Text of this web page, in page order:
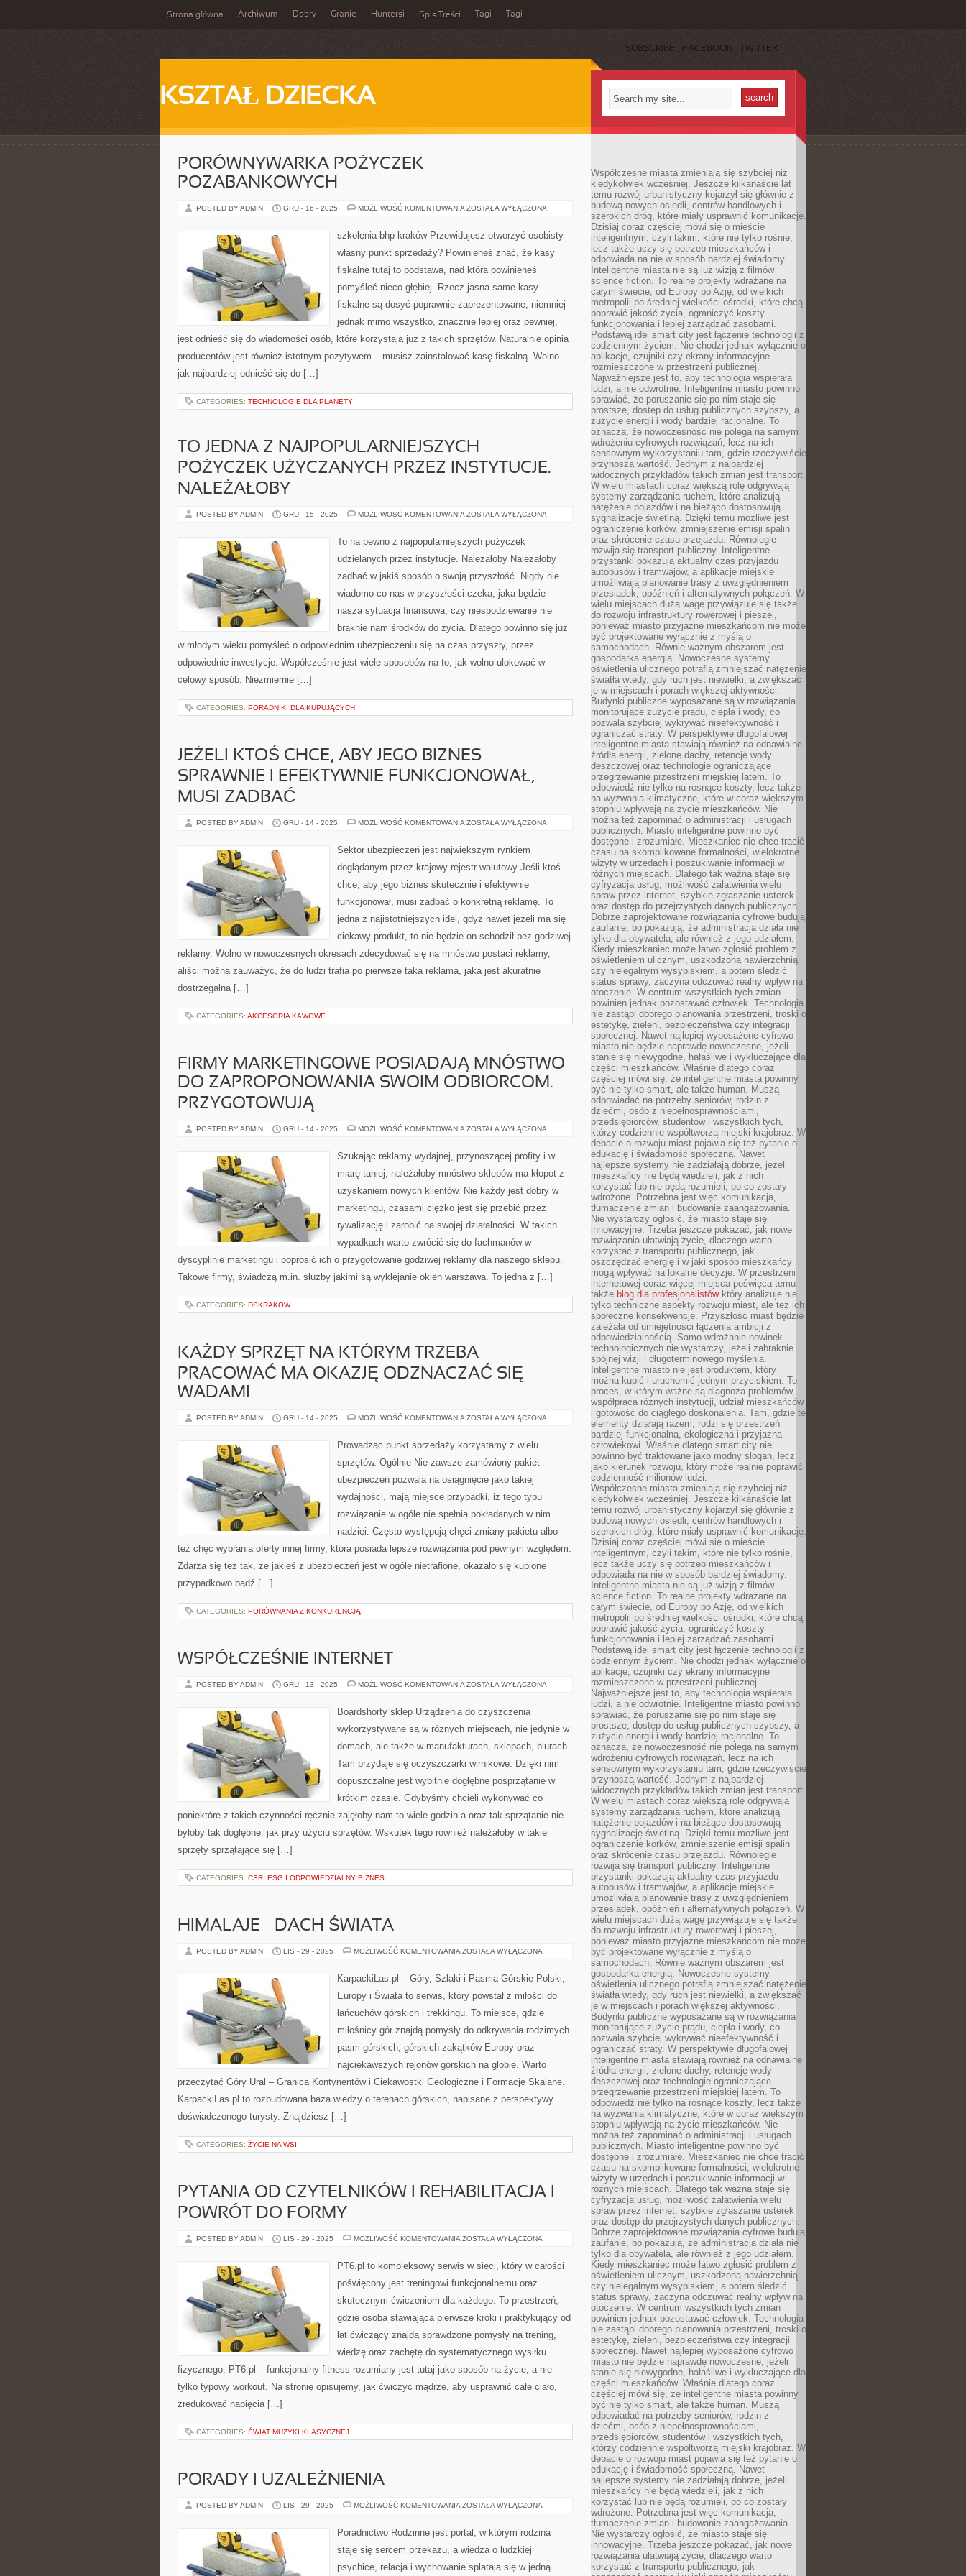
Strona główna Archiwum Dobry Granie Huntersi Spis Treści Tagi Tagi
SUBSCRIBE FACEBOOK TWITTER
KSZTAŁ DZIECKA
PORÓWNYWARKA POŻYCZEK
POZABANKOWYCH
POSTED BY ADMIN GRU - 16 - 2025 MOŻLIWOŚĆ KOMENTOWANIA PORÓWNYWARKA
ZOSTAŁA WYŁĄCZONA
szkolenia bhp kraków Przewidujesz otworzyć osobisty
własny punkt sprzedaży? Powinieneś znać, że kasy
fiskalne tutaj to podstawa, nad która powinieneś
pomyśleć nieco głębiej. Rzecz jasna same kasy
fiskalne są dosyć poprawnie zaprezentowane, niemniej
jednak mimo wszystko, znacznie lepiej oraz pewniej,
jest odnieść się do wiadomości osób, które korzystają już z takich sprzętów. Naturalnie opinia
producentów jest również istotnym pozytywem – musisz zainstalować kasę fiskalną. Wolno
jak najbardziej odnieść się do […]
CATEGORIES: TECHNOLOGIE DLA PLANETY
TO JEDNA Z NAJPOPULARNIEJSZYCH
POŻYCZEK UŻYCZANYCH PRZEZ INSTYTUCJE.
NALEŻAŁOBY
POSTED BY ADMIN GRU - 15 - 2025 MOŻLIWOŚĆ KOMENTOWANIA TO
NAJPOPULARNIEJSZYCH
POŻYCZEK
PRZEZ
NALEŻAŁOBY
ZOSTAŁA WYŁĄCZONA
To na pewno z najpopularniejszych pożyczek
udzielanych przez instytucje. Należałoby Należałoby
zadbać w jakiś sposób o swoją przyszłość. Nigdy nie
wiadomo co nas w przyszłości czeka, jaka będzie
nasza sytuacja finansowa, czy niespodziewanie nie
braknie nam środków do życia. Dlatego powinno się już
w młodym wieku pomyśleć o odpowiednim ubezpieczeniu się na czas przyszły, przez
odpowiednie inwestycje. Współcześnie jest wiele sposobów na to, jak wolno ulokować w
celowy sposób. Niezmiernie […]
CATEGORIES: PORADNIKI DLA KUPUJĄCYCH
JEŻELI KTOŚ CHCE, ABY JEGO BIZNES
SPRAWNIE I EFEKTYWNIE FUNKCJONOWAŁ,
MUSI ZADBAĆ
POSTED BY ADMIN GRU - 14 - 2025 MOŻLIWOŚĆ KOMENTOWANIA JEŻELI
ABY
JEGO
SPRAWNIE
EFEKTYWNIE
MUSI
ZOSTAŁA WYŁĄCZONA
Sektor ubezpieczeń jest największym rynkiem
doglądanym przez krajowy rejestr walutowy Jeśli ktoś
chce, aby jego biznes skutecznie i efektywnie
funkcjonował, musi zadbać o konkretną reklamę. To
jedna z najistotniejszych idei, gdyż nawet jeżeli ma się
ciekawy produkt, to nie będzie on schodził bez godziwej
reklamy. Wolno w nowoczesnych okresach zdecydować się na mnóstwo postaci reklamy,
aliści można zauważyć, że do ludzi trafia po pierwsze taka reklama, jaka jest akuratnie
dostrzegalna […]
CATEGORIES: AKCESORIA KAWOWE
FIRMY MARKETINGOWE POSIADAJĄ MNÓSTWO
DO ZAPROPONOWANIA SWOIM ODBIORCOM.
PRZYGOTOWUJĄ
POSTED BY ADMIN GRU - 14 - 2025 MOŻLIWOŚĆ KOMENTOWANIA FIRMY
DO
SWOIM
PRZYGOTOWUJĄ
ZOSTAŁA WYŁĄCZONA
Szukając reklamy wydajnej, przynoszącej profity i w
miarę taniej, należałoby mnóstwo sklepów ma kłopot z
uzyskaniem nowych klientów. Nie każdy jest dobry w
marketingu, czasami ciężko jest się przebić przez
rywalizację i zarobić na swojej działalności. W takich
wypadkach warto zwrócić się do fachmanów w
dyscyplinie marketingu i poprosić ich o przygotowanie godziwej reklamy dla naszego sklepu.
Takowe firmy, świadczą m.in. służby jakimi są wyklejanie okien warszawa. To jedna z […]
CATEGORIES: DSKRAKOW
KAŻDY SPRZĘT NA KTÓRYM TRZEBA
PRACOWAĆ MA OKAZJĘ ODZNACZAĆ SIĘ
WADAMI
POSTED BY ADMIN GRU - 14 - 2025 MOŻLIWOŚĆ KOMENTOWANIA KAŻDY
KTÓRYM
TRZEBA
MA
ODZNACZAĆ
WADAMI
ZOSTAŁA WYŁĄCZONA
Prowadząc punkt sprzedaży korzystamy z wielu
sprzętów. Ogólnie Nie zawsze zamówiony pakiet
ubezpieczeń pozwala na osiągnięcie jako takiej
wydajności, mają miejsce przypadki, iż tego typu
rozwiązanie w ogóle nie spełnia pokładanych w nim
nadziei. Często występują chęci zmiany pakietu albo
też chęć wybrania oferty innej firmy, która posiada lepsze rozwiązania pod pewnym względem.
Zdarza się też tak, że jakieś z ubezpieczeń jest w ogóle nietrafione, okazało się kupione
przypadkowo bądź […]
CATEGORIES: PORÓWNANIA Z KONKURENCJĄ
WSPÓŁCZEŚNIE INTERNET
POSTED BY ADMIN GRU - 13 - 2025 MOŻLIWOŚĆ KOMENTOWANIA WSPÓŁCZEŚNIE
ZOSTAŁA WYŁĄCZONA
Boardshorty sklep Urządzenia do czyszczenia
wykorzystywane są w różnych miejscach, nie jedynie w
domach, ale także w manufakturach, sklepach, biurach.
Tam przydaje się oczyszczarki wirnikowe. Dzięki nim
dopuszczalne jest wybitnie dogłębne posprzątanie w
krótkim czasie. Gdybyśmy chcieli wykonywać co
poniektóre z takich czynności ręcznie zajęłoby nam to wiele godzin a oraz tak sprzątanie nie
byłoby tak dogłębne, jak przy użyciu sprzętów. Wskutek tego również należałoby w takie
sprzęty sprzątające się […]
CATEGORIES: CSR, ESG I ODPOWIEDZIALNY BIZNES
HIMALAJE – DACH ŚWIATA
POSTED BY ADMIN LIS - 29 - 2025 MOŻLIWOŚĆ KOMENTOWANIA HIMALAJE
ŚWIATA
ZOSTAŁA WYŁĄCZONA
KarpackiLas.pl – Góry, Szlaki i Pasma Górskie Polski,
Europy i Świata to serwis, który powstał z miłości do
łańcuchów górskich i trekkingu. To miejsce, gdzie
miłośnicy gór znajdą pomysły do odkrywania rodzimych
pasm górskich, górskich zakątków Europy oraz
najciekawszych rejonów górskich na globie. Warto
przeczytać Góry Ural – Granica Kontynentów i Ciekawostki Geologiczne i Formacje Skalane.
KarpackiLas.pl to rozbudowana baza wiedzy o terenach górskich, napisane z perspektywy
doświadczonego turysty. Znajdziesz […]
CATEGORIES: ŻYCIE NA WSI
PYTANIA OD CZYTELNIKÓW I REHABILITACJA I
POWRÓT DO FORMY
POSTED BY ADMIN LIS - 29 - 2025 MOŻLIWOŚĆ KOMENTOWANIA PYTANIA
REHABILITACJA
POWRÓT
FORMY
ZOSTAŁA WYŁĄCZONA
PT6.pl to kompleksowy serwis w sieci, który w całości
poświęcony jest treningowi funkcjonalnemu oraz
skutecznym ćwiczeniom dla każdego. To przestrzeń,
gdzie osoba stawiająca pierwsze kroki i praktykujący od
lat ćwiczący znajdą sprawdzone pomysły na trening,
wiedzę oraz zachętę do systematycznego wysiłku
fizycznego. PT6.pl – funkcjonalny fitness rozumiany jest tutaj jako sposób na życie, a nie
tylko typowy workout. Na stronie opisujemy, jak ćwiczyć mądrze, aby usprawnić całe ciało,
zredukować napięcia […]
CATEGORIES: ŚWIAT MUZYKI KLASYCZNEJ
PORADY I UZALEŻNIENIA
POSTED BY ADMIN LIS - 29 - 2025 MOŻLIWOŚĆ KOMENTOWANIA PORADY
ZOSTAŁA WYŁĄCZONA
Poradnictwo Rodzinne jest portal, w którym rodzina
staje się sercem przekazu, a wiedza o ludzkiej
psychice, relacja i wychowanie splatają się w jedną
Współczesne miasta zmieniają się szybciej niż
kiedykolwiek wcześniej. Jeszcze kilkanaście lat
temu rozwój urbanistyczny kojarzył się głównie z
budową nowych osiedli, centrów handlowych i
szerokich dróg, które miały usprawnić komunikację.
Dzisiaj coraz częściej mówi się o mieście
inteligentnym, czyli takim, które nie tylko rośnie,
lecz także uczy się potrzeb mieszkańców i
odpowiada na nie w sposób bardziej świadomy.
Inteligentne miasta nie są już wizją z filmów
science fiction. To realne projekty wdrażane na
całym świecie, od Europy po Azję, od wielkich
metropolii po średniej wielkości ośrodki, które chcą
poprawić jakość życia, ograniczyć koszty
funkcjonowania i lepiej zarządzać zasobami.
Podstawą idei smart city jest łączenie technologii z
codziennym życiem. Nie chodzi jednak wyłącznie o
aplikacje, czujniki czy ekrany informacyjne
rozmieszczone w przestrzeni publicznej.
Najważniejsze jest to, aby technologia wspierała
ludzi, a nie odwrotnie. Inteligentne miasto powinno
sprawiać, że poruszanie się po nim staje się
prostsze, dostęp do usług publicznych szybszy, a
zużycie energii i wody bardziej racjonalne. To
oznacza, że nowoczesność nie polega na samym
wdrożeniu cyfrowych rozwiązań, lecz na ich
sensownym wykorzystaniu tam, gdzie rzeczywiście
przynoszą wartość. Jednym z najbardziej
widocznych przykładów takich zmian jest transport.
W wielu miastach coraz większą rolę odgrywają
systemy zarządzania ruchem, które analizują
natężenie pojazdów i na bieżąco dostosowują
sygnalizację świetlną. Dzięki temu możliwe jest
ograniczenie korków, zmniejszenie emisji spalin
oraz skrócenie czasu przejazdu. Równolegle
rozwija się transport publiczny. Inteligentne
przystanki pokazują aktualny czas przyjazdu
autobusów i tramwajów, a aplikacje miejskie
umożliwiają planowanie trasy z uwzględnieniem
przesiadek, opóźnień i alternatywnych połączeń. W
wielu miejscach dużą wagę przywiązuje się także
do rozwoju infrastruktury rowerowej i pieszej,
ponieważ miasto przyjazne mieszkańcom nie może
być projektowane wyłącznie z myślą o
samochodach. Równie ważnym obszarem jest
gospodarka energią. Nowoczesne systemy
oświetlenia ulicznego potrafią zmniejszać natężenie
światła wtedy, gdy ruch jest niewielki, a zwiększać
je w miejscach i porach większej aktywności.
Budynki publiczne wyposażane są w rozwiązania
monitorujące zużycie prądu, ciepła i wody, co
pozwala szybciej wykrywać nieefektywność i
ograniczać straty. W perspektywie długofalowej
inteligentne miasta stawiają również na odnawialne
źródła energii, zielone dachy, retencję wody
deszczowej oraz technologie ograniczające
przegrzewanie przestrzeni miejskiej latem. To
odpowiedź nie tylko na rosnące koszty, lecz także
na wyzwania klimatyczne, które w coraz większym
stopniu wpływają na życie mieszkańców. Nie
można też zapominać o administracji i usługach
publicznych. Miasto inteligentne powinno być
dostępne i zrozumiałe. Mieszkaniec nie chce tracić
czasu na skomplikowane formalności, wielokrotne
wizyty w urzędach i poszukiwanie informacji w
różnych miejscach. Dlatego tak ważna staje się
cyfryzacja usług, możliwość załatwienia wielu
spraw przez internet, szybkie zgłaszanie usterek
oraz dostęp do przejrzystych danych publicznych.
Dobrze zaprojektowane rozwiązania cyfrowe budują
zaufanie, bo pokazują, że administracja działa nie
tylko dla obywatela, ale również z jego udziałem.
Kiedy mieszkaniec może łatwo zgłosić problem z
oświetleniem ulicznym, uszkodzoną nawierzchnią
czy nielegalnym wysypiskiem, a potem śledzić
status sprawy, zaczyna odczuwać realny wpływ na
otoczenie. W centrum wszystkich tych zmian
powinien jednak pozostawać człowiek. Technologia
nie zastąpi dobrego planowania przestrzeni, troski o
estetykę, zieleni, bezpieczeństwa czy integracji
społecznej. Nawet najlepiej wyposażone cyfrowo
miasto nie będzie naprawdę nowoczesne, jeżeli
stanie się niewygodne, hałaśliwe i wykluczające dla
części mieszkańców. Właśnie dlatego coraz
częściej mówi się, że inteligentne miasta powinny
być nie tylko smart, ale także human. Muszą
odpowiadać na potrzeby seniorów, rodzin z
dziećmi, osób z niepełnosprawnościami,
przedsiębiorców, studentów i wszystkich tych,
którzy codziennie współtworzą miejski krajobraz. W
debacie o rozwoju miast pojawia się też pytanie o
edukację i świadomość społeczną. Nawet
najlepsze systemy nie zadziałają dobrze, jeżeli
mieszkańcy nie będą wiedzieli, jak z nich
korzystać lub nie będą rozumieli, po co zostały
wdrożone. Potrzebna jest więc komunikacja,
tłumaczenie zmian i budowanie zaangażowania.
Nie wystarczy ogłosić, że miasto staje się
innowacyjne. Trzeba jeszcze pokazać, jak nowe
rozwiązania ułatwiają życie, dlaczego warto
korzystać z transportu publicznego, jak
oszczędzać energię i w jaki sposób mieszkańcy
mogą wpływać na lokalne decyzje. W przestrzeni
internetowej coraz więcej miejsca poświęca temu
także blog dla profesjonalistówktóry analizuje nie
tylko techniczne aspekty rozwoju miast, ale też ich
społeczne konsekwencje. Przyszłość miast będzie
zależała od umiejętności łączenia ambicji z
odpowiedzialnością. Samo wdrażanie nowinek
technologicznych nie wystarczy, jeżeli zabraknie
spójnej wizji i długoterminowego myślenia.
Inteligentne miasto nie jest produktem, który
można kupić i uruchomić jednym przyciskiem. To
proces, w którym ważne są diagnoza problemów,
współpraca różnych instytucji, udział mieszkańców
i gotowość do ciągłego doskonalenia. Tam, gdzie te
elementy działają razem, rodzi się przestrzeń
bardziej funkcjonalna, ekologiczna i przyjazna
człowiekowi. Właśnie dlatego smart city nie
powinno być traktowane jako modny slogan, lecz
jako kierunek rozwoju, który może realnie poprawić
codzienność milionów ludzi.
Współczesne miasta zmieniają się szybciej niż
kiedykolwiek wcześniej. Jeszcze kilkanaście lat
temu rozwój urbanistyczny kojarzył się głównie z
budową nowych osiedli, centrów handlowych i
szerokich dróg, które miały usprawnić komunikację.
Dzisiaj coraz częściej mówi się o mieście
inteligentnym, czyli takim, które nie tylko rośnie,
lecz także uczy się potrzeb mieszkańców i
odpowiada na nie w sposób bardziej świadomy.
Inteligentne miasta nie są już wizją z filmów
science fiction. To realne projekty wdrażane na
całym świecie, od Europy po Azję, od wielkich
metropolii po średniej wielkości ośrodki, które chcą
poprawić jakość życia, ograniczyć koszty
funkcjonowania i lepiej zarządzać zasobami.
Podstawą idei smart city jest łączenie technologii z
codziennym życiem. Nie chodzi jednak wyłącznie o
aplikacje, czujniki czy ekrany informacyjne
rozmieszczone w przestrzeni publicznej.
Najważniejsze jest to, aby technologia wspierała
ludzi, a nie odwrotnie. Inteligentne miasto powinno
sprawiać, że poruszanie się po nim staje się
prostsze, dostęp do usług publicznych szybszy, a
zużycie energii i wody bardziej racjonalne. To
oznacza, że nowoczesność nie polega na samym
wdrożeniu cyfrowych rozwiązań, lecz na ich
sensownym wykorzystaniu tam, gdzie rzeczywiście
przynoszą wartość. Jednym z najbardziej
widocznych przykładów takich zmian jest transport.
W wielu miastach coraz większą rolę odgrywają
systemy zarządzania ruchem, które analizują
natężenie pojazdów i na bieżąco dostosowują
sygnalizację świetlną. Dzięki temu możliwe jest
ograniczenie korków, zmniejszenie emisji spalin
oraz skrócenie czasu przejazdu. Równolegle
rozwija się transport publiczny. Inteligentne
przystanki pokazują aktualny czas przyjazdu
autobusów i tramwajów, a aplikacje miejskie
umożliwiają planowanie trasy z uwzględnieniem
przesiadek, opóźnień i alternatywnych połączeń. W
wielu miejscach dużą wagę przywiązuje się także
do rozwoju infrastruktury rowerowej i pieszej,
ponieważ miasto przyjazne mieszkańcom nie może
być projektowane wyłącznie z myślą o
samochodach. Równie ważnym obszarem jest
gospodarka energią. Nowoczesne systemy
oświetlenia ulicznego potrafią zmniejszać natężenie
światła wtedy, gdy ruch jest niewielki, a zwiększać
je w miejscach i porach większej aktywności.
Budynki publiczne wyposażane są w rozwiązania
monitorujące zużycie prądu, ciepła i wody, co
pozwala szybciej wykrywać nieefektywność i
ograniczać straty. W perspektywie długofalowej
inteligentne miasta stawiają również na odnawialne
źródła energii, zielone dachy, retencję wody
deszczowej oraz technologie ograniczające
przegrzewanie przestrzeni miejskiej latem. To
odpowiedź nie tylko na rosnące koszty, lecz także
na wyzwania klimatyczne, które w coraz większym
stopniu wpływają na życie mieszkańców. Nie
można też zapominać o administracji i usługach
publicznych. Miasto inteligentne powinno być
dostępne i zrozumiałe. Mieszkaniec nie chce tracić
czasu na skomplikowane formalności, wielokrotne
wizyty w urzędach i poszukiwanie informacji w
różnych miejscach. Dlatego tak ważna staje się
cyfryzacja usług, możliwość załatwienia wielu
spraw przez internet, szybkie zgłaszanie usterek
oraz dostęp do przejrzystych danych publicznych.
Dobrze zaprojektowane rozwiązania cyfrowe budują
zaufanie, bo pokazują, że administracja działa nie
tylko dla obywatela, ale również z jego udziałem.
Kiedy mieszkaniec może łatwo zgłosić problem z
oświetleniem ulicznym, uszkodzoną nawierzchnią
czy nielegalnym wysypiskiem, a potem śledzić
status sprawy, zaczyna odczuwać realny wpływ na
otoczenie. W centrum wszystkich tych zmian
powinien jednak pozostawać człowiek. Technologia
nie zastąpi dobrego planowania przestrzeni, troski o
estetykę, zieleni, bezpieczeństwa czy integracji
społecznej. Nawet najlepiej wyposażone cyfrowo
miasto nie będzie naprawdę nowoczesne, jeżeli
stanie się niewygodne, hałaśliwe i wykluczające dla
części mieszkańców. Właśnie dlatego coraz
częściej mówi się, że inteligentne miasta powinny
być nie tylko smart, ale także human. Muszą
odpowiadać na potrzeby seniorów, rodzin z
dziećmi, osób z niepełnosprawnościami,
przedsiębiorców, studentów i wszystkich tych,
którzy codziennie współtworzą miejski krajobraz. W
debacie o rozwoju miast pojawia się też pytanie o
edukację i świadomość społeczną. Nawet
najlepsze systemy nie zadziałają dobrze, jeżeli
mieszkańcy nie będą wiedzieli, jak z nich
korzystać lub nie będą rozumieli, po co zostały
wdrożone. Potrzebna jest więc komunikacja,
tłumaczenie zmian i budowanie zaangażowania.
Nie wystarczy ogłosić, że miasto staje się
innowacyjne. Trzeba jeszcze pokazać, jak nowe
rozwiązania ułatwiają życie, dlaczego warto
korzystać z transportu publicznego, jak